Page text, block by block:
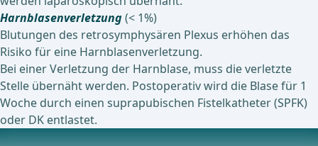
Harnblasenverletzung(< 1%)
Blutungen des retrosymphysären Plexus erhöhen das
Risiko für eine Harnblasenverletzung.
Bei einer Verletzung der Harnblase, muss die verletzte
Stelle übernäht werden. Postoperativ wird die Blase für 1
Woche durch einen suprapubischen Fistelkatheter (SPFK)
oder DK entlastet.
Postoperative Komplikationen